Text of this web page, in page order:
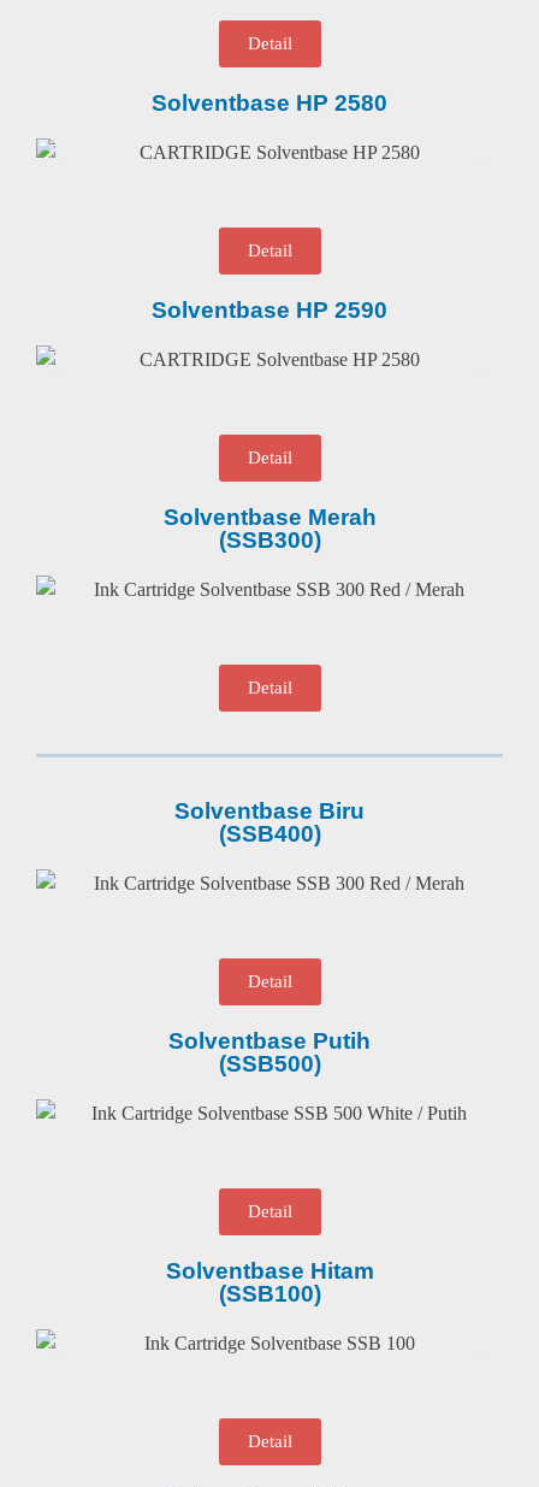
Detail
Solventbase HP 2580
Detail
Solventbase HP 2590
Detail
Solventbase Merah
(SSB300)
Detail
Solventbase Biru
(SSB400)
Detail
Solventbase Putih
(SSB500)
Detail
Solventbase Hitam
(SSB100)
Detail